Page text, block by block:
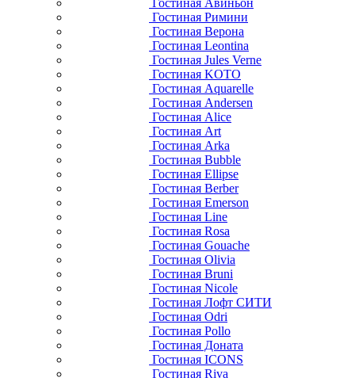
Гостиная Римини
Гостиная Верона
Гостиная Leontina
Гостиная Jules Verne
Гостиная KOTO
Гостиная Aquarelle
Гостиная Andersen
Гостиная Alice
Гостиная Art
Гостиная Arka
Гостиная Bubble
Гостиная Ellipse
Гостиная Berber
Гостиная Emerson
Гостиная Line
Гостиная Rosa
Гостиная Gouache
Гостиная Olivia
Гостиная Bruni
Гостиная Nicole
Гостиная Лофт СИТИ
Гостиная Odri
Гостиная Pollo
Гостиная Доната
Гостиная ICONS
Гостиная Riva